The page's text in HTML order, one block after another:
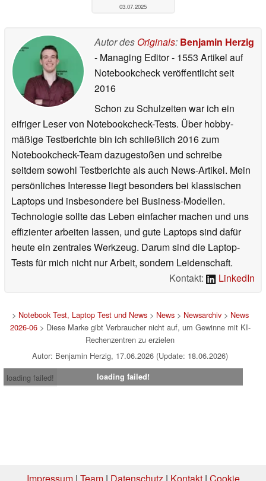
03.07.2025
Autor des Originals: Benjamin Herzig
- Managing Editor- 1553 Artikel auf
Notebookcheck veröffentlichtseit
2016
Schon zu Schulzeiten war ich ein
eifriger Leser von Notebookcheck-Tests. Über hobby-
mäßige Testberichte bin ich schließlich 2016 zum
Notebookcheck-Team dazugestoßen und schreibe
seitdem sowohl Testberichte als auch News-Artikel. Mein
persönliches Interesse liegt besonders bei klassischen
Laptops und insbesondere bei Business-Modellen.
Technologie sollte das Leben einfacher machen und uns
effizienter arbeiten lassen, und gute Laptops sind dafür
heute ein zentrales Werkzeug. Darum sind die Laptop-
Tests für mich nicht nur Arbeit, sondern Leidenschaft.
Kontakt:
LinkedIn
> Notebook Test, Laptop Test und News> News> Newsarchiv> News
2026-06> Diese Marke gibt Verbraucher nicht auf, um Gewinne mit KI-
Rechenzentren zu erzielen
Autor: Benjamin Herzig, 17.06.2026 (Update: 18.06.2026)
loading failed!
loading failed!